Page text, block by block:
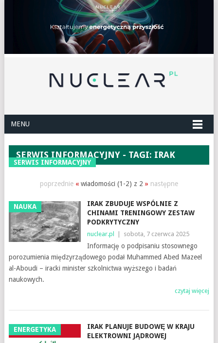
MENU
SERWIS INFORMACYJNY - TAGI: IRAK
poprzednie «wiadomości (1-2) z 2 » następne
NAUKA
IRAK ZBUDUJE WSPÓLNIE Z
CHINAMI TRENINGOWY ZESTAW
PODKRYTYCZNY
nuclear.pl sobota, 7 czerwca 2025
Informację o podpisaniu stosownego
porozumienia międzyrządowego podał Muhammed Abed Mazeel
al-Aboudi – iracki minister szkolnictwa wyższego i badań
naukowych.
czytaj więcej
ENERGETYKA
IRAK PLANUJE BUDOWĘ W KRAJU
ELEKTROWNI JĄDROWEJ
SERWIS INFORMACYJNY